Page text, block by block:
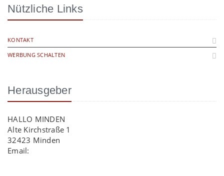
Nützliche Links
KONTAKT
WERBUNG SCHALTEN
Herausgeber
HALLO MINDEN
Alte Kirchstraße 1
32423 Minden
Email: